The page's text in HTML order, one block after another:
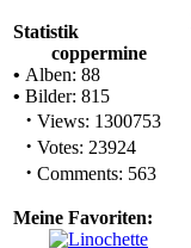
Statistik
coppermine
• Alben: 88
• Bilder: 815
· Views: 1300753
· Votes: 23924
· Comments: 563
Meine Favoriten: